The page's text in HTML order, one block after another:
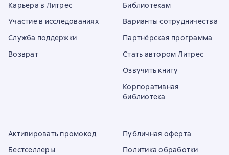
Карьера в Литрес
Участие в исследованиях
Служба поддержки
Возврат
Библиотекам
Варианты сотрудничества
Партнёрская программа
Стать автором Литрес
Озвучить книгу
Корпоративная
библиотека
Активировать промокод
Бестселлеры
Публичная оферта
Политика обработки